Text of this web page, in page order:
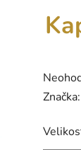
je
Značka: